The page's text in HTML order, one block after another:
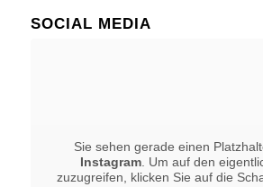
SOCIAL MEDIA
Sie sehen gerade einen
Instagram . Um auf den
zuzugreifen, klicken Sie auf die